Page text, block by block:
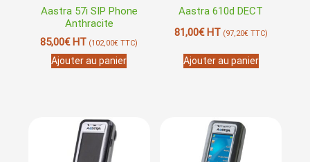
Aastra 57i SIP Phone
Anthracite
85,00€HT (102,00€ TTC)
Ajouter au panier
Aastra 610d DECT
81,00€HT (97,20€TTC)
Ajouter au panier